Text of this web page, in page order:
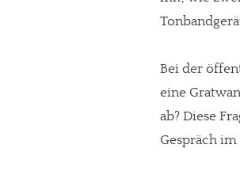
Bei der
eine
ab? Diese
Gespräch